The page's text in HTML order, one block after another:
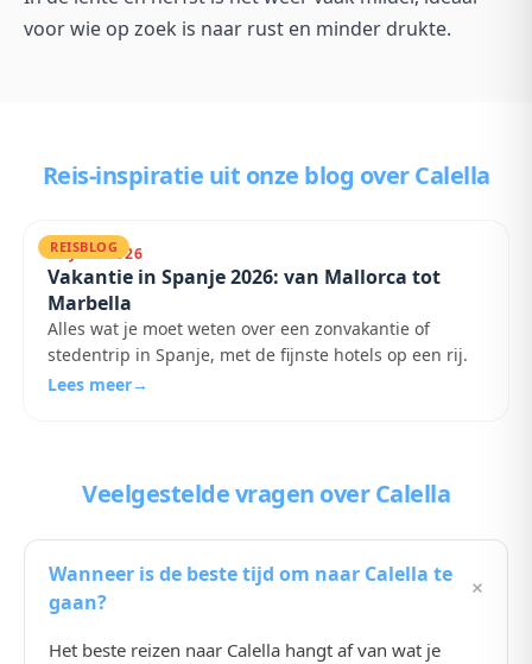
voor wie op zoek is naar rust en minder drukte.
Reis-inspiratie uit onze blog over Calella
REISBLOG
25 JULI 2026
Vakantie in Spanje 2026: van Mallorca tot
Marbella
Alles wat je moet weten over een zonvakantie of
stedentrip in Spanje, met de fijnste hotels op een rij.
Lees meer→
Veelgestelde vragen over Calella
Wanneer is de beste tijd om naar Calella te
gaan?
+
Het beste reizen naar Calella hangt af van wat je